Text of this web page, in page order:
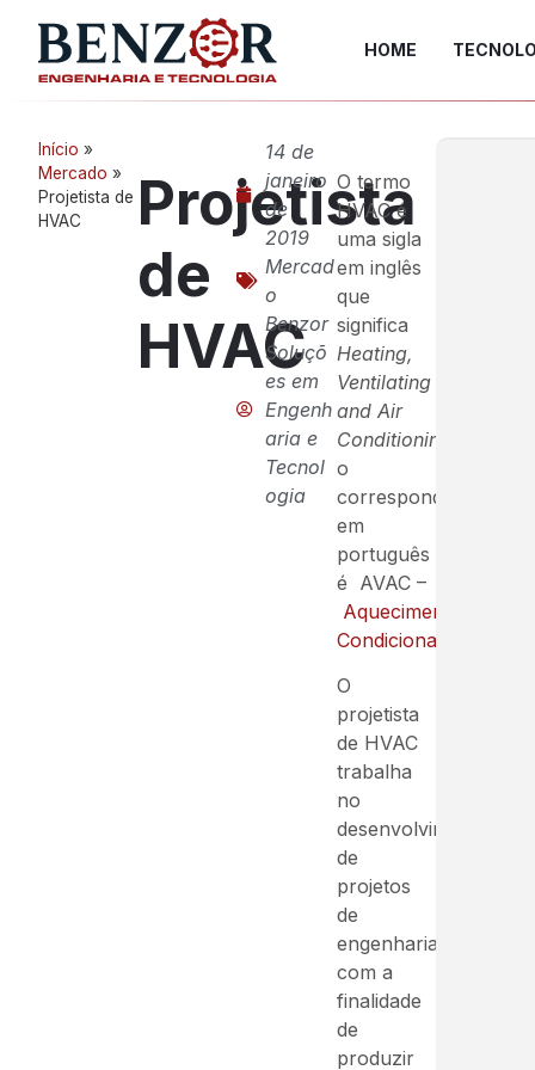
HOME
Início »
Mercado »
Projetista de
HVAC
Projetista
de
HVAC
14 de
janeiro
de
2019
Mercad
o
Benzor
Soluçõ
es em
Engenh
aria e
Tecnol
ogia
O termo
HVAC é
uma sigla
em inglês
que
significa
Heating,
Ventilating
and Air
Conditioning,
o
correspondente
em
português
é AVAC –
Aquecimento
Condicionado
O
projetista
de HVAC
trabalha
no
desenvolvimento
de
projetos
de
engenharia
com a
finalidade
de
produzir